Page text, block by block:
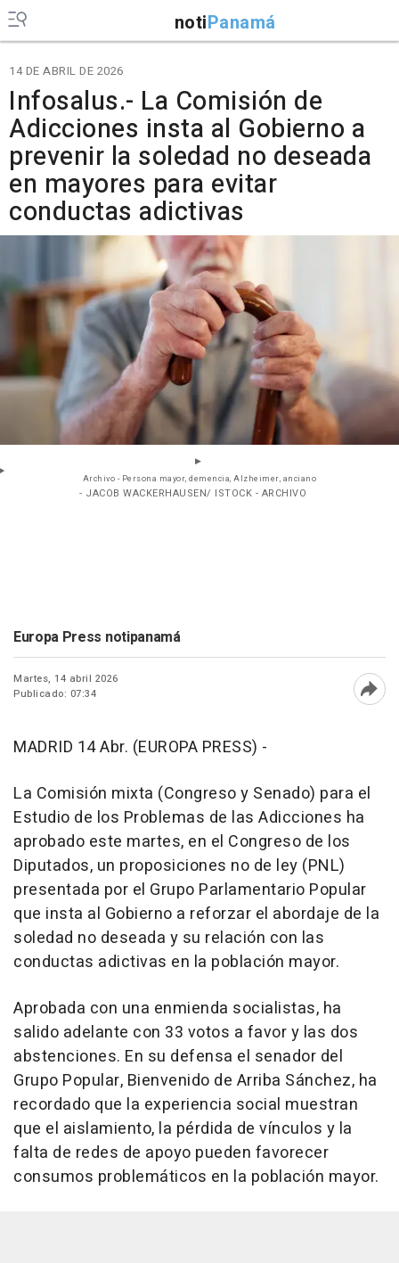
notiPanamá
14 DE ABRIL DE 2026
Infosalus.- La Comisión de
Adicciones insta al Gobierno a
prevenir la soledad no deseada
en mayores para evitar
conductas adictivas
Archivo - Persona mayor, demencia, Alzheimer, anciano
- JACOB WACKERHAUSEN/ ISTOCK - ARCHIVO
Europa Press notipanamá
Martes, 14 abril 2026
Publicado: 07:34
MADRID 14 Abr. (EUROPA PRESS) -
La Comisión mixta (Congreso y Senado) para el
Estudio de los Problemas de las Adicciones ha
aprobado este martes, en el Congreso de los
Diputados, un proposiciones no de ley (PNL)
presentada por el Grupo Parlamentario Popular
que insta al Gobierno a reforzar el abordaje de la
soledad no deseada y su relación con las
conductas adictivas en la población mayor.
Aprobada con una enmienda socialistas, ha
salido adelante con 33 votos a favor y las dos
abstenciones. En su defensa el senador del
Grupo Popular, Bienvenido de Arriba Sánchez, ha
recordado que la experiencia social muestran
que el aislamiento, la pérdida de vínculos y la
falta de redes de apoyo pueden favorecer
consumos problemáticos en la población mayor.